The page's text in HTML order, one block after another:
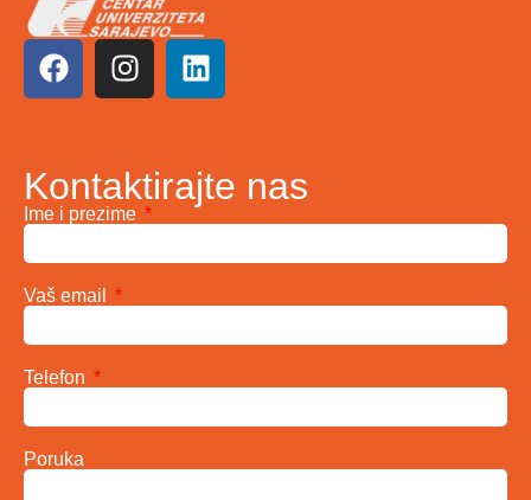
Kontaktirajte nas
Ime i prezime
Vaš email
Telefon
Poruka